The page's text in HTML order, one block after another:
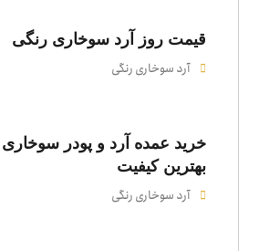
قیمت‌ روز آرد سوخاری رنگی
آرد سوخاری رنگی
خرید عمده آرد و پودر سوخاری
بهترین کیفیت
آرد سوخاری رنگی